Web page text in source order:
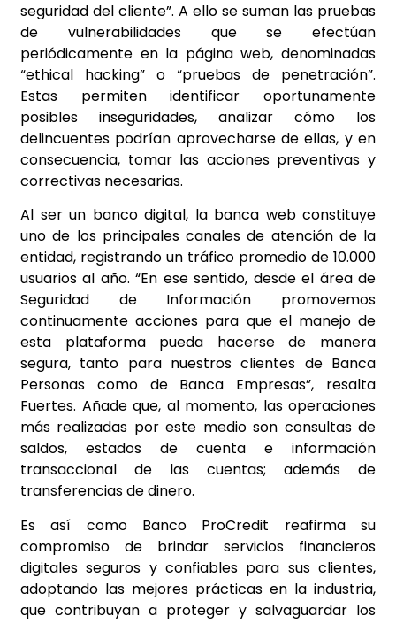
seguridad del cliente”. A ello se suman las pruebas
de vulnerabilidades que se efectúan
periódicamente en la página web, denominadas
“ethical hacking” o “pruebas de penetración”.
Estas permiten identificar oportunamente
posibles inseguridades, analizar cómo los
delincuentes podrían aprovecharse de ellas, y en
consecuencia, tomar las acciones preventivas y
correctivas necesarias.
Al ser un banco digital, la banca web constituye
uno de los principales canales de atención de la
entidad, registrando un tráfico promedio de 10.000
usuarios al año. “En ese sentido, desde el área de
Seguridad de Información promovemos
continuamente acciones para que el manejo de
esta plataforma pueda hacerse de manera
segura, tanto para nuestros clientes de Banca
Personas como de Banca Empresas”, resalta
Fuertes. Añade que, al momento, las operaciones
más realizadas por este medio son consultas de
saldos, estados de cuenta e información
transaccional de las cuentas; además de
transferencias de dinero.
Es así como Banco ProCredit reafirma su
compromiso de brindar servicios financieros
digitales seguros y confiables para sus clientes,
adoptando las mejores prácticas en la industria,
que contribuyan a proteger y salvaguardar los